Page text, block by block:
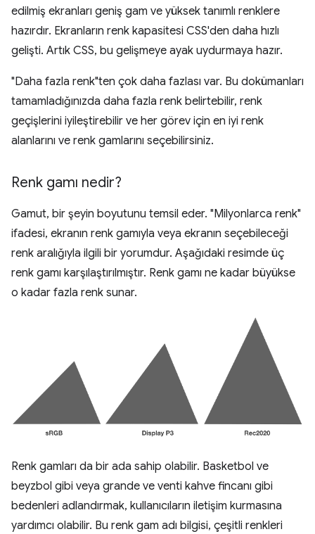
edilmiş ekranları geniş gam ve yüksek tanımlı renklere
hazırdır. Ekranların renk kapasitesi CSS'den daha hızlı
gelişti. Artık CSS, bu gelişmeye ayak uydurmaya hazır.
"Daha fazla renk"ten çok daha fazlası var. Bu dokümanları
tamamladığınızda daha fazla renk belirtebilir, renk
geçişlerini iyileştirebilir ve her görev için en iyi renk
alanlarını ve renk gamlarını seçebilirsiniz.
Renk gamı nedir?
Gamut, bir şeyin boyutunu temsil eder. "Milyonlarca renk"
ifadesi, ekranın renk gamıyla veya ekranın seçebileceği
renk aralığıyla ilgili bir yorumdur. Aşağıdaki resimde üç
renk gamı karşılaştırılmıştır. Renk gamı ne kadar büyükse
o kadar fazla renk sunar.
Renk gamları da bir ada sahip olabilir. Basketbol ve
beyzbol gibi veya grande ve venti kahve fincanı gibi
bedenleri adlandırmak, kullanıcıların iletişim kurmasına
yardımcı olabilir. Bu renk gam adı bilgisi, çeşitli renkleri